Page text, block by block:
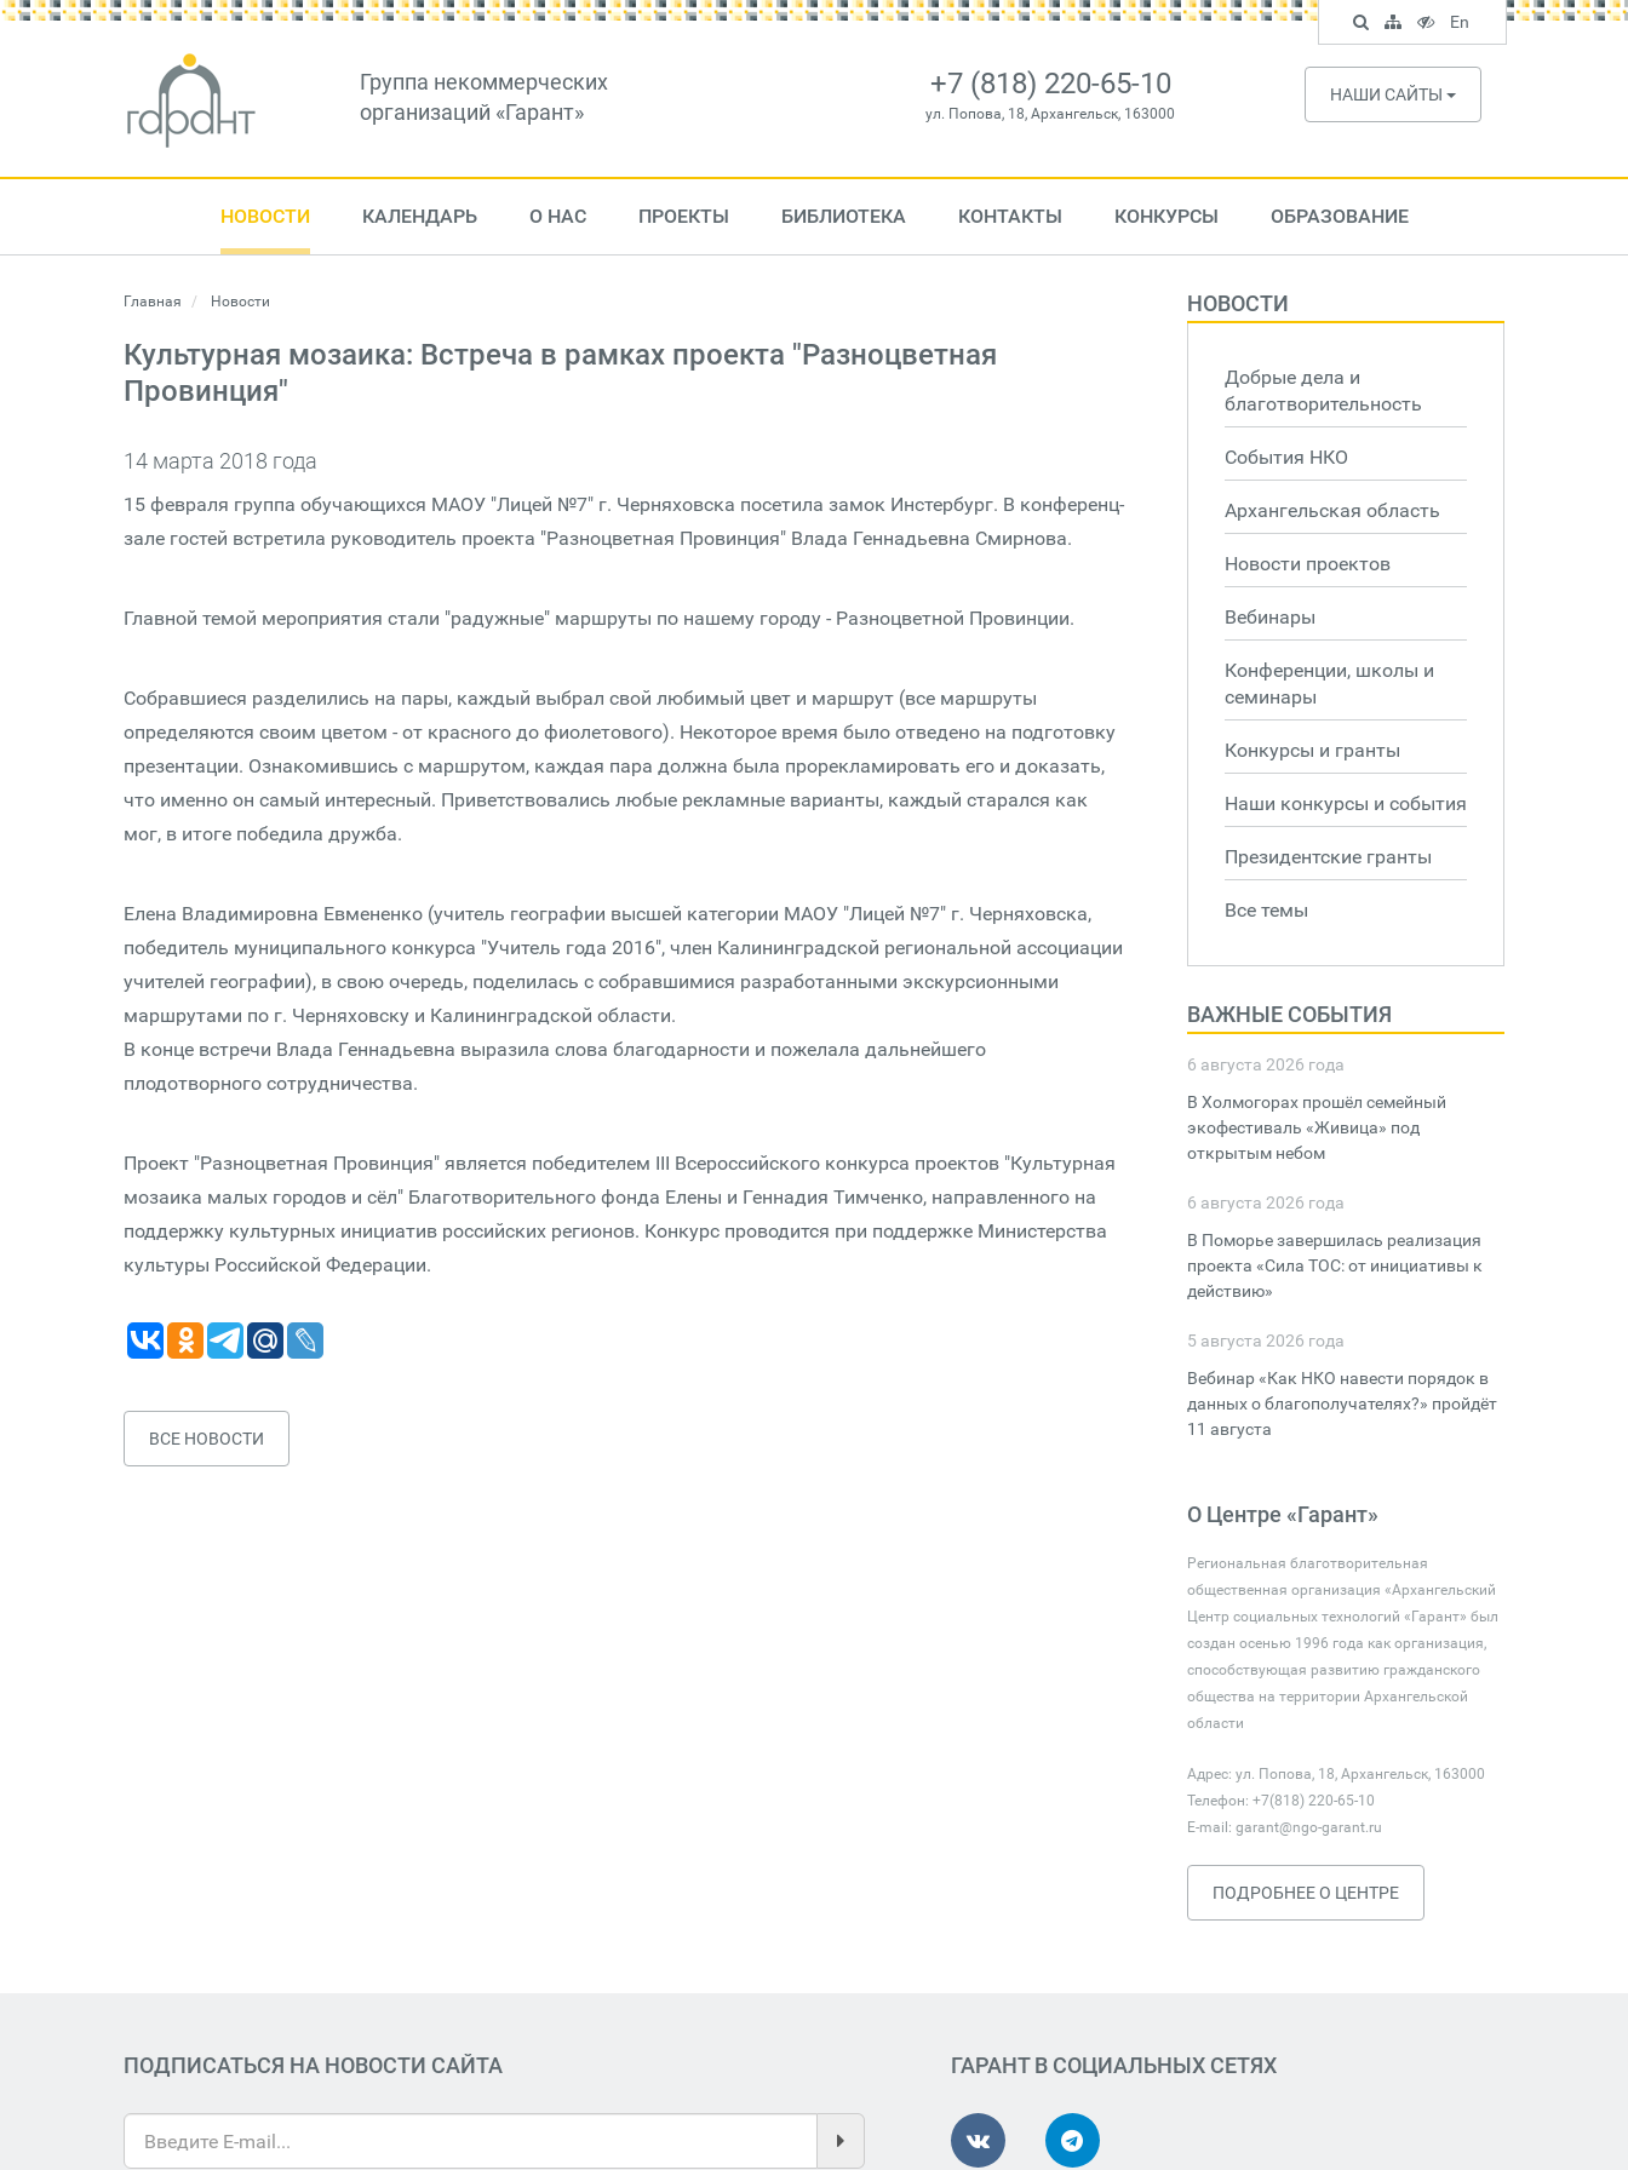
Группа некоммерческих
организаций «Гарант»
+7 (818) 220-65-10
ул. Попова, 18, Архангельск, 163000
НАШИ САЙТЫ
НОВОСТИ КАЛЕНДАРЬ О НАС ПРОЕКТЫ БИБЛИОТЕКА КОНТАКТЫ КОНКУРСЫ ОБРАЗОВАНИЕ
Главная Новости
Культурная мозаика: Встреча в рамках проекта "Разноцветная
Провинция"
14 марта 2018 года
15 февраля группа обучающихся МАОУ "Лицей №7" г. Черняховска посетила замок Инстербург. В конференц-
зале гостей встретила руководитель проекта "Разноцветная Провинция" Влада Геннадьевна Смирнова.
Главной темой мероприятия стали "радужные" маршруты по нашему городу - Разноцветной Провинции.
Собравшиеся разделились на пары, каждый выбрал свой любимый цвет и маршрут (все маршруты
определяются своим цветом - от красного до фиолетового). Некоторое время было отведено на подготовку
презентации. Ознакомившись с маршрутом, каждая пара должна была прорекламировать его и доказать,
что именно он самый интересный. Приветствовались любые рекламные варианты, каждый старался как
мог, в итоге победила дружба.
Елена Владимировна Евмененко (учитель географии высшей категории МАОУ "Лицей №7" г. Черняховска,
победитель муниципального конкурса "Учитель года 2016", член Калининградской региональной ассоциации
учителей географии), в свою очередь, поделилась с собравшимися разработанными экскурсионными
маршрутами по г. Черняховску и Калининградской области.
В конце встречи Влада Геннадьевна выразила слова благодарности и пожелала дальнейшего
плодотворного сотрудничества.
Проект "Разноцветная Провинция" является победителем III Всероссийского конкурса проектов "Культурная
мозаика малых городов и сёл" Благотворительного фонда Елены и Геннадия Тимченко, направленного на
поддержку культурных инициатив российских регионов. Конкурс проводится при поддержке Министерства
культуры Российской Федерации.
ВСЕ НОВОСТИ
НОВОСТИ
Добрые дела и
благотворительность
События НКО
Архангельская область
Новости проектов
Вебинары
Конференции, школы и
семинары
Конкурсы и гранты
Наши конкурсы и события
Президентские гранты
Все темы
ВАЖНЫЕ СОБЫТИЯ
6 августа 2026 года
В Холмогорах прошёл семейный
экофестиваль «Живица» под
открытым небом
6 августа 2026 года
В Поморье завершилась реализация
проекта «Сила ТОС: от инициативы к
действию»
5 августа 2026 года
Вебинар «Как НКО навести порядок в
данных о благополучателях?» пройдёт
11 августа
О Центре «Гарант»
Региональная благотворительная
общественная организация «Архангельский
Центр социальных технологий «Гарант» был
создан осенью 1996 года как организация,
способствующая развитию гражданского
общества на территории Архангельской
области
Адрес: ул. Попова, 18, Архангельск, 163000
Телефон: +7(818) 220-65-10
E-mail: garant@ngo-garant.ru
ПОДРОБНЕЕ О ЦЕНТРЕ
ПОДПИСАТЬСЯ НА НОВОСТИ САЙТА ГАРАНТ В СОЦИАЛЬНЫХ СЕТЯХ
Поиск
по
сайту
Карта
сайта
Версия
для
слабовидящих
En
English